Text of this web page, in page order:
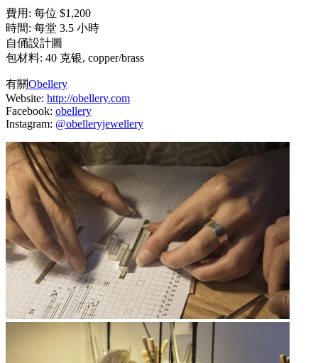
費用: 每位 $1,200
時間: 每堂 3.5 小時
自俑設計圖
包材料: 40 克银, copper/brass
有關Obellery
Website: http://obellery.com
Facebook: obellery
Instagram: @obelleryjewellery